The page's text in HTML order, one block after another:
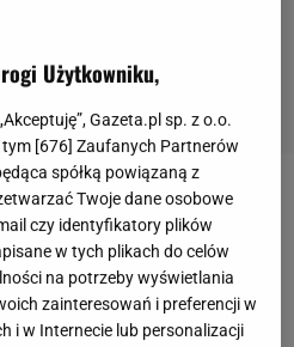
w dobrym stylu,
bramkowe, szybko
mi się, że
dośrodkowaniami, ale
Użytkowniku,
Gazeta.pl sp. z o.o.
tym [676] Zaufanych Partnerów
spółką powiązaną z
Twoje dane osobowe
czy identyfikatory plików
w tych plikach do celów
na potrzeby wyświetlania
zainteresowań i preferencji w
i w Internecie lub personalizacji